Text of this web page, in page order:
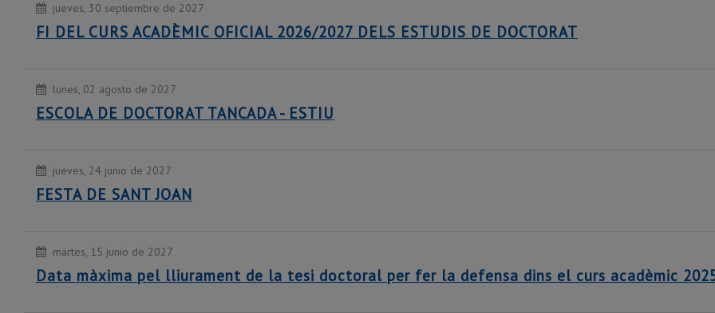
jueves, 30 septiembre de 2027
FI DEL CURS ACADÈMIC OFICIAL 2026/2027 DELS ESTUDIS DE DOCTORAT
lunes, 02 agosto de 2027
ESCOLA DE DOCTORAT TANCADA - ESTIU
jueves, 24 junio de 2027
FESTA DE SANT JOAN
martes, 15 junio de 2027
Data màxima pel lliurament de la tesi doctoral per fer la defensa dins el curs acadèmic